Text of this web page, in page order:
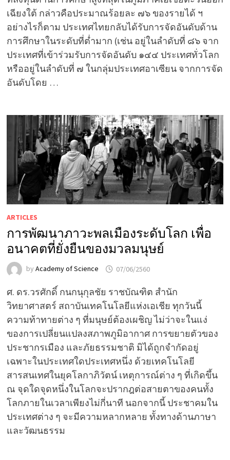
เฉียงใต้ กล่าวคือประมาณร้อยละ ๗๖ ของรายได้ ฯ
อย่างไรก็ตาม ประเทศไทยกลับได้รับการจัดอันดับด้าน
การศึกษาในระดับที่ต่ำมาก (เช่น อยู่ในลำดับที่ ๘๖ จาก
ประเทศที่เข้าร่วมรับการจัดอันดับ ๑๔๔ ประเทศทั่วโลก
หรืออยู่ในลำดับที่ ๗ ในกลุ่มประเทศอาเซียน จากการจัด
อันดับโดย …
ARTICLES
การพัฒนาภาวะพลเมืองระดับโลก เพื่อ
อนาคตที่ยั่งยืนของมวลมนุษย์
by Academy of Science 07/06/2560
ศ. ดร.วรศักดิ์ กนกนุกุลชัย ราชบัณฑิต สำนัก
วิทยาศาสตร์ สถาบันเทคโนโลยีแห่งเอเชีย ทุกวันนี้
ความท้าทายต่าง ๆ ที่มนุษย์ต้องเผชิญ ไม่ว่าจะในแง่
ของการเปลี่ยนแปลงสภาพภูมิอากาศ การขยายตัวของ
ประชากรเมือง และภัยธรรมชาติ มิได้ถูกจำกัดอยู่
เฉพาะในประเทศใดประเทศหนึ่ง ด้วยเทคโนโลยี
สารสนเทศในยุคโลกาภิวัตน์ เหตุการณ์ต่าง ๆ ที่เกิดขึ้น
ณ จุดใดจุดหนึ่งในโลกจะปรากฎต่อสายตาของคนทั้ง
โลกภายในเวลาเพียงไม่กี่นาที นอกจากนี้ ประชาคมใน
ประเทศต่าง ๆ จะมีความหลากหลาย ทั้งทางด้านภาษา
และวัฒนธรรม